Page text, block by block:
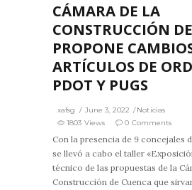
CÁMARA DE LA
CONSTRUCCIÓN
PROPONE
ARTÍCULOS DE
PDOT Y PUGS
xafsg June 3, 2022
Noticias
1803 Views
0 Comments
Con la presencia de 9 concejales
se llevó a cabo el taller
técnico de las propuestas de la
Construcción de Cuenca que